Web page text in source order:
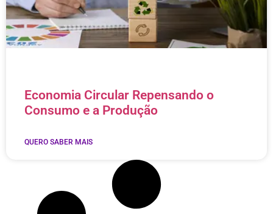
Economia Circular Repensando o
Consumo e a Produção
QUERO SABER MAIS